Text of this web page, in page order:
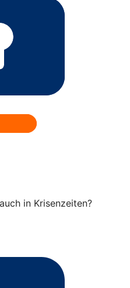
in Krisenzeiten?